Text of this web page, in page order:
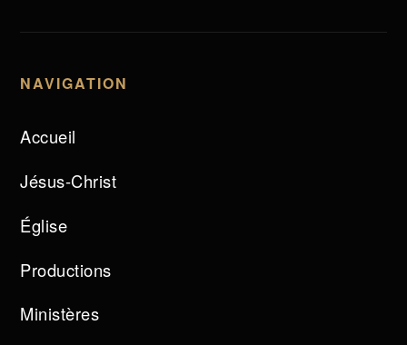
NAVIGATION
Accueil
Jésus-Christ
Église
Productions
Ministères